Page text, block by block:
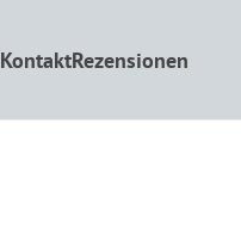
KontaktRezensionen